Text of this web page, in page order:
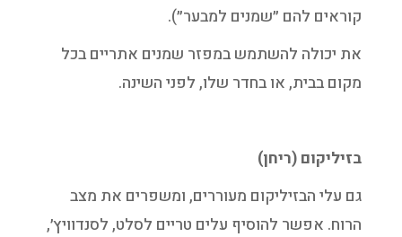
קוראים להם ״שמנים למבער״).
את יכולה להשתמש במפזר שמנים אתריים בכל
מקום בבית, או בחדר שלו, לפני השינה.
בזיליקום (ריחן)
גם עלי הבזיליקום מעוררים, ומשפרים את מצב
הרוח. אפשר להוסיף עלים טריים לסלט, לסנדוויץ׳,